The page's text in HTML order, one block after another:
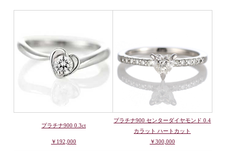
プラチナ900 0.3ct
￥192,000
プラチナ900 センターダイヤモンド 0.4
カラット ハートカット
￥300,000